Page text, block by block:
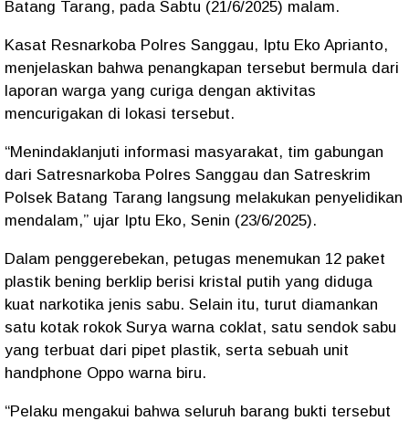
Batang Tarang, pada Sabtu (21/6/2025) malam.
Kasat Resnarkoba Polres Sanggau, Iptu Eko Aprianto,
menjelaskan bahwa penangkapan tersebut bermula dari
laporan warga yang curiga dengan aktivitas
mencurigakan di lokasi tersebut.
“Menindaklanjuti informasi masyarakat, tim gabungan
dari Satresnarkoba Polres Sanggau dan Satreskrim
Polsek Batang Tarang langsung melakukan penyelidikan
mendalam,” ujar Iptu Eko, Senin (23/6/2025).
Dalam penggerebekan, petugas menemukan 12 paket
plastik bening berklip berisi kristal putih yang diduga
kuat narkotika jenis sabu. Selain itu, turut diamankan
satu kotak rokok Surya warna coklat, satu sendok sabu
yang terbuat dari pipet plastik, serta sebuah unit
handphone Oppo warna biru.
“Pelaku mengakui bahwa seluruh barang bukti tersebut